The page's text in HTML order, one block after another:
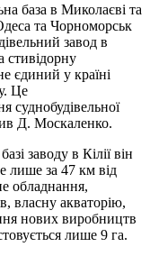
база в Миколаєві та
та Чорноморськ
завод в
стивідорну
єдиний у країні
Це
суднобудівельної
Д. Москаленко.
заводу в Кілії він
лише за 47 км від
обладнання,
власну акваторію,
нових виробництв
лише 9 га.